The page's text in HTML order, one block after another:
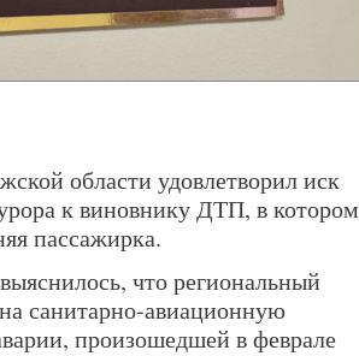
области удовлетворил иск
к виновнику ДТП, в котором
пассажирка.
что региональный
санитарно-авиационную
произошедшей в феврале